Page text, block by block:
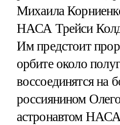
Михаила
НАСА Трейси
Им предстоит
орбите около
воссоединятся на
россиянином
астронавтом